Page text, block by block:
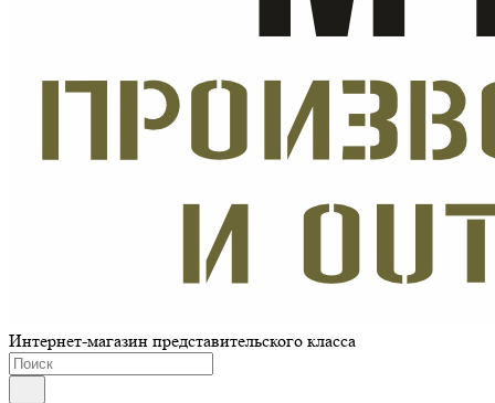
Интернет-магазин представительского класса